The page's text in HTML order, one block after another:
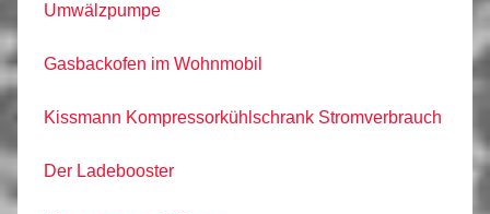
Umwälzpumpe
Gasbackofen im Wohnmobil
Kissmann Kompressorkühlschrank Stromverbrauch
Der Ladebooster